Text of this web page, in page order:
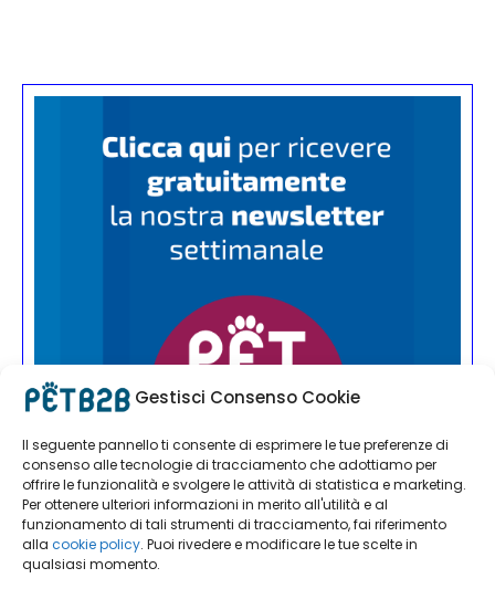
Gestisci Consenso Cookie
Il seguente pannello ti consente di esprimere le tue preferenze di
consenso alle tecnologie di tracciamento che adottiamo per
offrire le funzionalità e svolgere le attività di statistica e marketing.
Per ottenere ulteriori informazioni in merito all'utilità e al
funzionamento di tali strumenti di tracciamento, fai riferimento
alla cookie policy. Puoi rivedere e modificare le tue scelte in
qualsiasi momento.